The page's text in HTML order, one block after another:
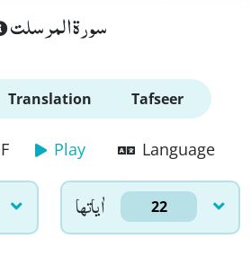
سورة المرسلت
Translation Tafseer
Play Language
اٰياتها 22